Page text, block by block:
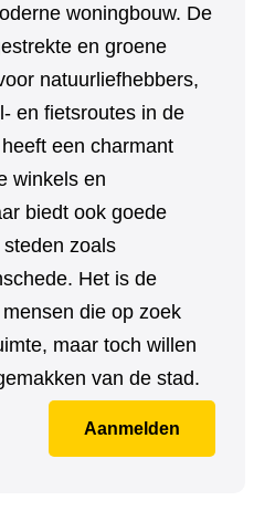
woningbouw. De
en groene
natuurliefhebbers,
en fietsroutes in de
een charmant
winkels en
biedt ook goede
zoals
Het is de
die op zoek
maar toch willen
van de stad.
Aanmelden